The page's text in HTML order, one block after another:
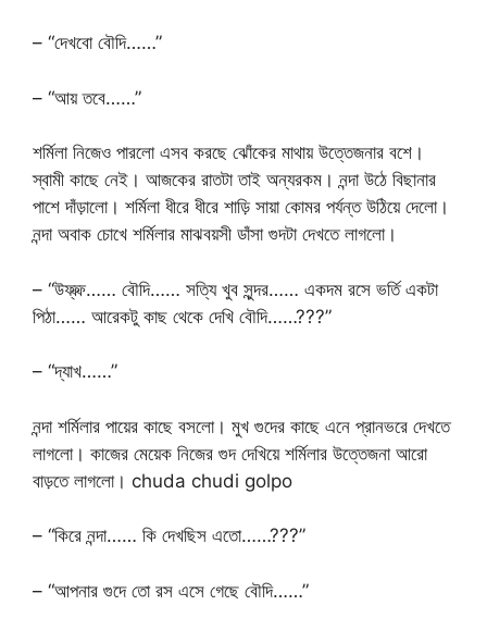
– “দেখবো বৌদি……”
– “আয় তবে……”
শর্মিলা নিজেও পারলো এসব করছে ঝোঁকের মাথায় উত্তেজনার বশে।
স্বামী কাছে নেই। আজকের রাতটা তাই অন্যরকম। নন্দা উঠে বিছানার
পাশে দাঁড়ালো। শর্মিলা ধীরে ধীরে শাড়ি সায়া কোমর পর্যন্ত উঠিয়ে দেলো।
নন্দা অবাক চোখে শর্মিলার মাঝবয়সী ডাঁসা গুদটা দেখতে লাগলো।
– “উফ্ফ্ফ্…… বৌদি…… সত্যি খুব সুন্দর…… একদম রসে ভর্তি একটা
পিঠা…… আরেকটু কাছ থেকে দেখি বৌদি……???”
– “দ্যাখ……”
নন্দা শর্মিলার পায়ের কাছে বসলো। মুখ গুদের কাছে এনে প্রানভরে দেখতে
লাগলো। কাজের মেয়েক নিজের গুদ দেখিয়ে শর্মিলার উত্তেজনা আরো
বাড়তে লাগলো। chuda chudi golpo
– “কিরে নন্দা…… কি দেখছিস এতো……???”
– “আপনার গুদে তো রস এসে গেছে বৌদি……”